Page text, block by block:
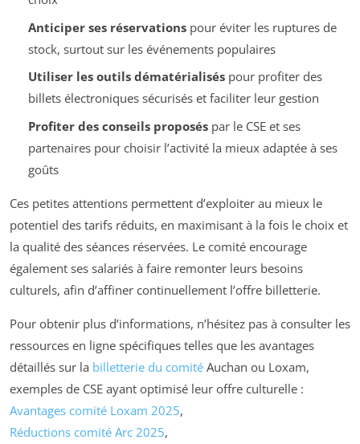
Anticiper ses réservationspour éviter les ruptures de
stock, surtout sur les événements populaires
Utiliser les outils dématérialiséspour profiter des
billets électroniques sécurisés et faciliter leur gestion
Profiter des conseils proposéspar le CSE et ses
partenaires pour choisir l’activité la mieux adaptée à ses
goûts
Ces petites attentions permettent d’exploiter au mieux le
potentiel des tarifs réduits, en maximisant à la fois le choix et
la qualité des séances réservées. Le comité encourage
également ses salariés à faire remonter leurs besoins
culturels, afin d’affiner continuellement l’offre billetterie.
Pour obtenir plus d’informations, n’hésitez pas à consulter les
ressources en ligne spécifiques telles que les avantages
détaillés sur la billetterie du comité Auchan ou Loxam,
exemples de CSE ayant optimisé leur offre culturelle :
Avantages comité Loxam 2025,
Réductions comité Arc 2025,